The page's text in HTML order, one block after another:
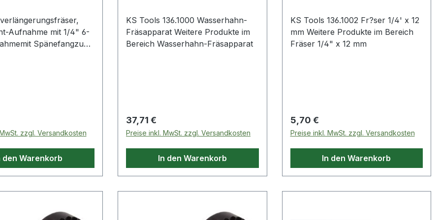
6 - 12,7
36
kg Weitere
Aufnahme mit 1/4" 6-
Spänefangzum
im Bereich 1/2"
1/4"-6-
zzgl. Versandkosten
den Warenkorb
KS Tools 136.1000 Wasserhahn-
Fräsapparat Weitere Produkte im
Bereich Wasserhahn-Fräsapparat
Regulärer Preis:
37,71 €
Preise inkl. MwSt. zzgl. Versandkosten
In den Warenkorb
KS Tools 136.1002 Fr?ser 1/4' x 12
mm Weitere Produkte im Bereich
Fräser 1/4" x 12 mm
Regulärer Preis:
5,70 €
Preise inkl. MwSt. zzgl. Versandkosten
In den Warenkorb